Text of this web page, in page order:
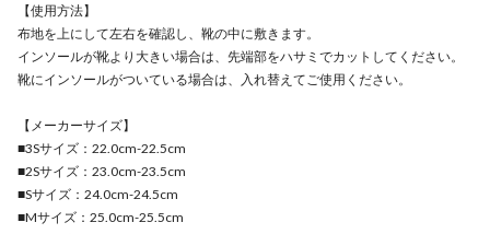
【使用方法】
布地を上にして左右を確認し、靴の中に敷きます。
インソールが靴より大きい場合は、先端部をハサミでカットしてください。
靴にインソールがついている場合は、入れ替えてご使用ください。
【メーカーサイズ】
■3Sサイズ：22.0cm-22.5cm
■2Sサイズ：23.0cm-23.5cm
■Sサイズ：24.0cm-24.5cm
■Mサイズ：25.0cm-25.5cm